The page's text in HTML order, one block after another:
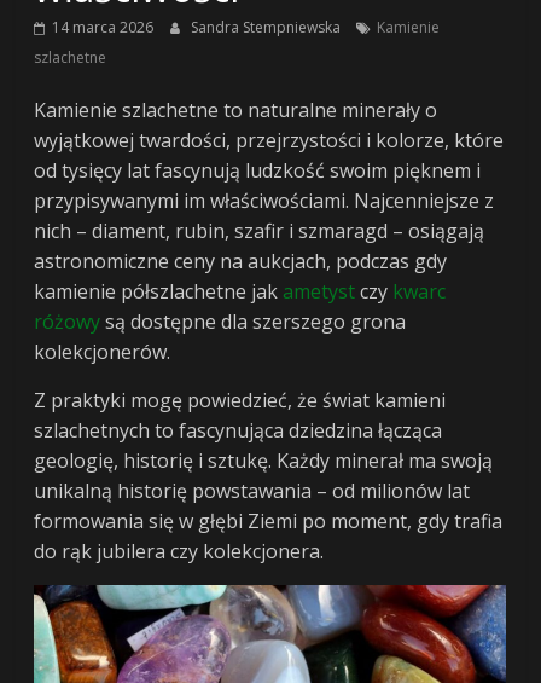
o
finansach
życiu
po
pracy
wealth4living
finanse,
podróże,
lifestyle
14 marca 2026 Sandra Stempniewska
Kamienie
szlachetne
Kamienie szlachetne to naturalne minerały o
wyjątkowej twardości, przejrzystości i kolorze, które
od tysięcy lat fascynują ludzkość swoim pięknem i
przypisywanymi im właściwościami. Najcenniejsze z
nich – diament, rubin, szafir i szmaragd – osiągają
astronomiczne ceny na aukcjach, podczas gdy
kamienie półszlachetne jak ametystczy kwarc
różowysą dostępne dla szerszego grona
kolekcjonerów.
Z praktyki mogę powiedzieć, że świat kamieni
szlachetnych to fascynująca dziedzina łącząca
geologię, historię i sztukę. Każdy minerał ma swoją
unikalną historię powstawania – od milionów lat
formowania się w głębi Ziemi po moment, gdy trafia
do rąk jubilera czy kolekcjonera.